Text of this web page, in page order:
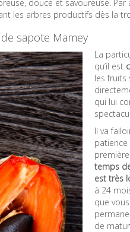
douce et savoureuse.
les arbres productifs dès la
sapote Mamey
La
qu’il est
les fruits
qui lui
Il va
temps
est très
à 24
que
de